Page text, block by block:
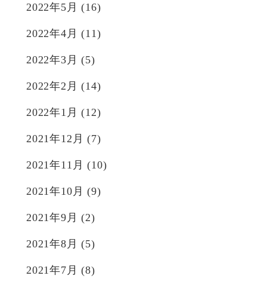
2022年5月 (16)
2022年4月 (11)
2022年3月 (5)
2022年2月 (14)
2022年1月 (12)
2021年12月 (7)
2021年11月 (10)
2021年10月 (9)
2021年9月 (2)
2021年8月 (5)
2021年7月 (8)